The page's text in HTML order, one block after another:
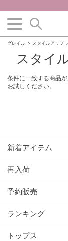
グレイル スタイルアップ
新着アイテム
再入荷
予約販売
ランキング
トップス
スタイ
条件に一致する商品
お試しください。